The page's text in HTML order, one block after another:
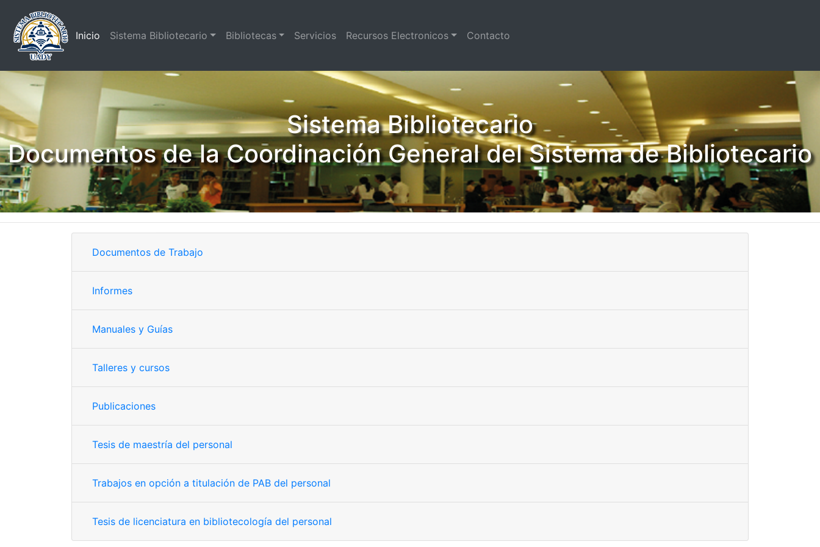
Inicio (current)
Sistema Bibliotecario Bibliotecas Servicios Recursos Electronicos Contacto
Sistema Bibliotecario
Documentos de la Coordinación General del Sistema de Bibliotecario
Documentos de Trabajo
Informes
Manuales y Guías
Talleres y cursos
Publicaciones
Tesis de maestría del personal
Trabajos en opción a titulación de PAB del personal
Tesis de licenciatura en bibliotecología del personal